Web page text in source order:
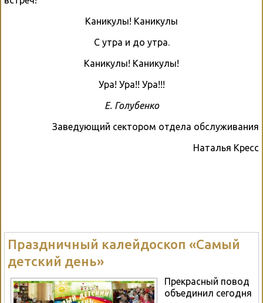
Каникулы! Каникулы
С утра и до утра.
Каникулы! Каникулы!
Ура! Ура!! Ура!!!
Е. Голубенко
Заведующий сектором отдела обслуживания
Наталья Кресс
Праздничный калейдоскоп «Самый
детский день»
Прекрасный повод
объединил сегодня